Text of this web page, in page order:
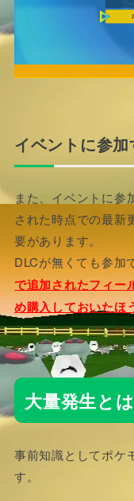
イベントに参
また、イベントに参
された時点での最新
要があります。
DLCが無くても参加
で追加されたフィー
め購入しておいたほ
大量発生とは
事前知識としてポケ
す。